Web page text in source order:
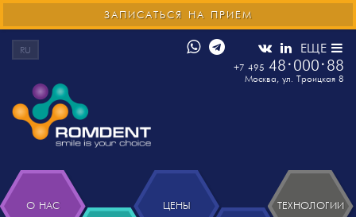
RU ЕЩЕ
+7 495 48 000 88
Москва, ул. Троицкая 8
ЗАПИСАТЬСЯ НА ПРИЕМ
О НАС ЦЕНЫ ТЕХНОЛОГИИ